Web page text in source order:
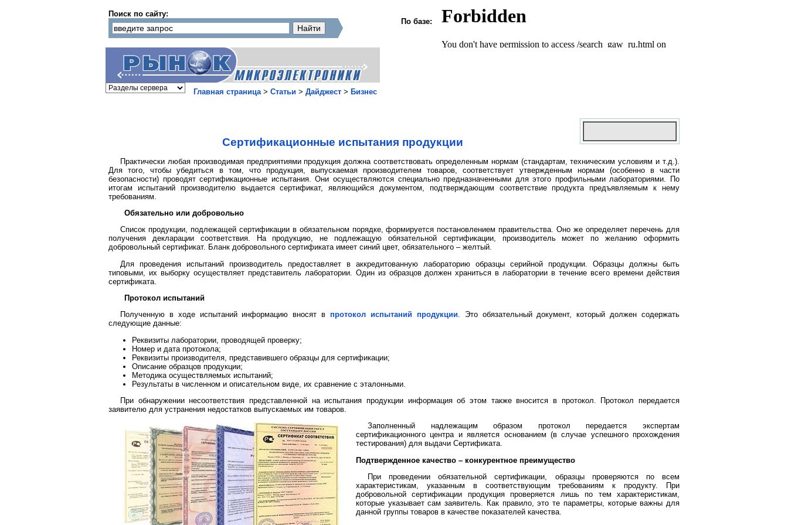
Поиск по сайту:
По базе:
Главная страница> Статьи > Дайджест > Бизнес
Сертификационные испытания продукции
Практически любая производимая предприятиями продукция должна соответствовать определенным нормам (стандартам, техническим условиям и т.д.).
Для того, чтобы убедиться в том, что продукция, выпускаемая производителем товаров, соответствует утвержденным нормам (особенно в части
безопасности) проводят сертификационные испытания. Они осуществляются специально предназначенными для этого профильными лабораториями. По
итогам испытаний производителю выдается сертификат, являющийся документом, подтверждающим соответствие продукта предъявляемым к нему
требованиям.
Обязательно или добровольно
Список продукции, подлежащей сертификации в обязательном порядке, формируется постановлением правительства. Оно же определяет перечень для
получения декларации соответствия. На продукцию, не подлежащую обязательной сертификации, производитель может по желанию оформить
добровольный сертификат. Бланк добровольного сертификата имеет синий цвет, обязательного – желтый.
Для проведения испытаний производитель предоставляет в аккредитованную лабораторию образцы серийной продукции. Образцы должны быть
типовыми, их выборку осуществляет представитель лаборатории. Один из образцов должен храниться в лаборатории в течение всего времени действия
сертификата.
Протокол испытаний
Полученную в ходе испытаний информацию вносят в протокол испытаний продукции. Это обязательный документ, который должен содержать
следующие данные:
Реквизиты лаборатории, проводящей проверку;
Номер и дата протокола;
Реквизиты производителя, представившего образцы для сертификации;
Описание образцов продукции;
Методика осуществляемых испытаний;
Результаты в численном и описательном виде, их сравнение с эталонными.
При обнаружении несоответствия представленной на испытания продукции информация об этом также вносится в протокол. Протокол передается
заявителю для устранения недостатков выпускаемых им товаров.
Заполненный надлежащим образом протокол передается экспертам
сертификационного центра и является основанием (в случае успешного прохождения
тестирования) для выдачи Сертификата.
Подтвержденное качество – конкурентное преимущество
При проведении обязательной сертификации, образцы проверяются по всем
характеристикам, указанным в соответствующим требованиям к продукту. При
добровольной сертификации продукция проверяется лишь по тем характеристикам,
которые указывает сам заявитель. Как правило, это те параметры, которые важны для
данной группы товаров в качестве показателей качества.